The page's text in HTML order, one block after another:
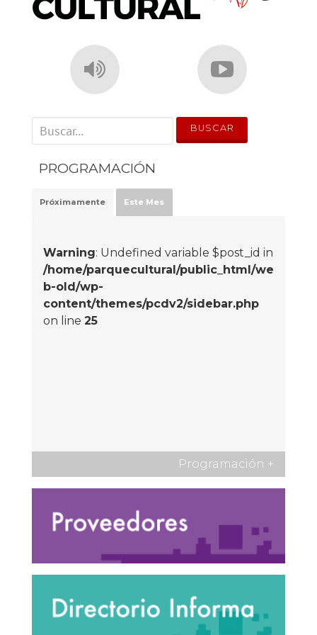
' . __('Search for:') . '
PROGRAMACIÓN
Próximamente Este Mes
Warning: Undefined variable $post_id in
/home/parquecultural/public_html/we
b-old/wp-
content/themes/pcdv2/sidebar.php
on line 25
Programación +